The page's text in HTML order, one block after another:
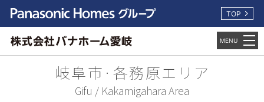
TOP
岐阜市·各務原エリア
Gifu / Kakamigahara Area